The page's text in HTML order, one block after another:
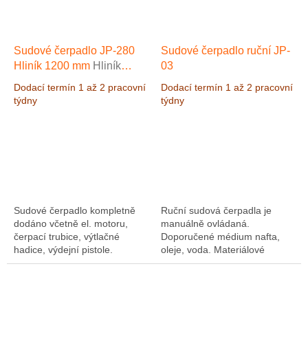
Sudové čerpadlo JP-280
Hliník 1200 mm Hliník
Dodací termín 1 až 2 pracovní
týdny
Sudové čerpadlo kompletně
dodáno včetně el. motoru,
čerpací trubice, výtlačné
hadice, výdejní pistole.
Čerpadlo je vhodné pro
Sudové čerpadlo ruční JP-
03
Dodací termín 1 až 2 pracovní
týdny
Ruční sudová čerpadla je
manuálně ovládaná.
Doporučené médium nafta,
oleje, voda. Materiálové
Těsnění Buna. Čerpadlo není